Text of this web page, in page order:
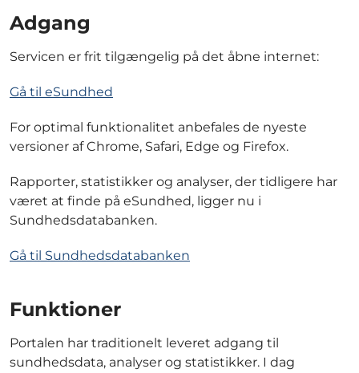
Adgang
Servicen er frit tilgængelig på det åbne internet:
Gå til eSundhed
For optimal funktionalitet anbefales de nyeste
versioner af Chrome, Safari, Edge og Firefox.
Rapporter, statistikker og analyser, der tidligere har
været at finde på eSundhed, ligger nu i
Sundhedsdatabanken.
Gå til Sundhedsdatabanken
Funktioner
Portalen har traditionelt leveret adgang til
sundhedsdata, analyser og statistikker. I dag